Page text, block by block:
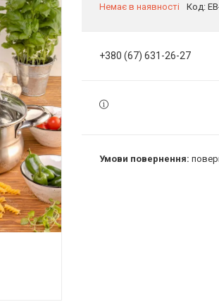
Немає в наявності Код:
+380 (67) 631-26-27